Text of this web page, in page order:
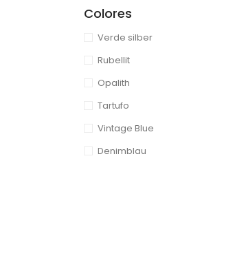
Colores
Verde silber
Rubellit
Opalith
Tartufo
Vintage Blue
Denimblau